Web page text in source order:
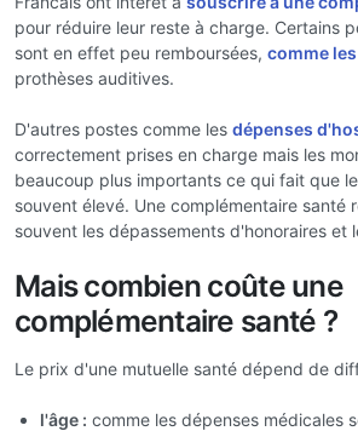
pour réduire leur reste à charge. Certains
sont en effet peu remboursées, comme
prothèses auditives.
D'autres postes comme les dépenses
correctement prises en charge mais les
beaucoup plus importants ce qui fait que
souvent élevé. Une complémentaire santé
souvent les dépassements d'honoraires et
Mais combien coûte une
complémentaire santé ?
Le prix d'une mutuelle santé dépend de
l'âge : comme les dépenses médicales